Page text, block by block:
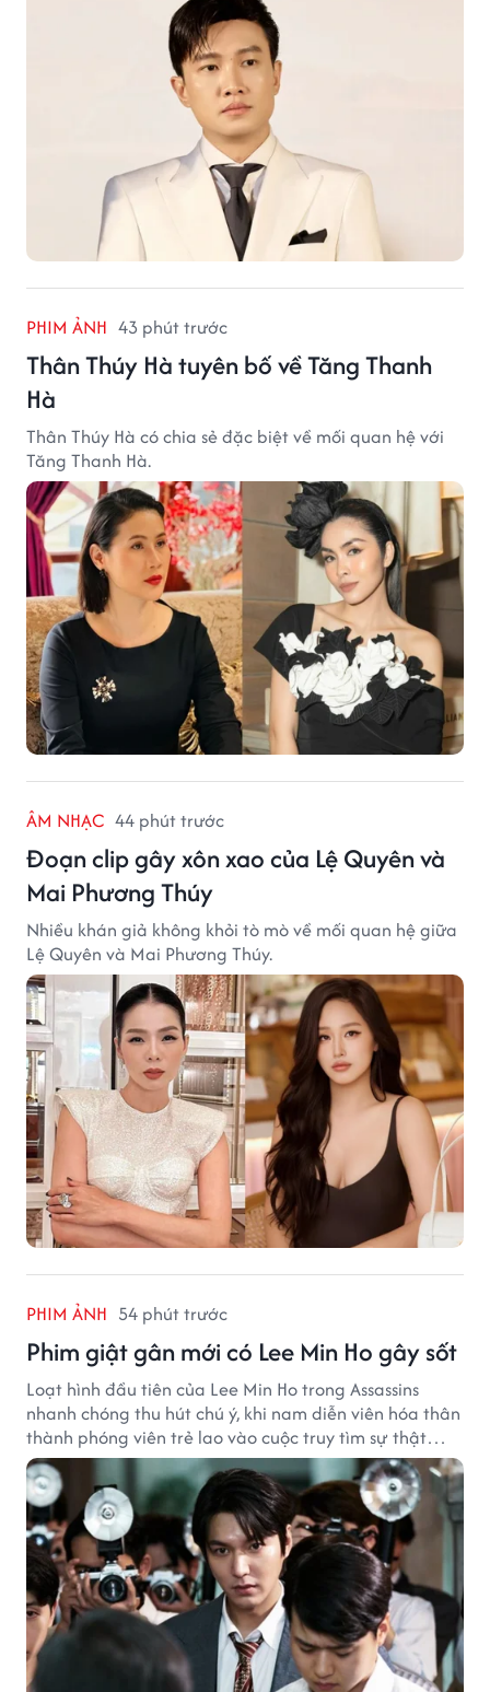
PHIM ẢNH 43 phút trước
Thân Thúy Hà tuyên bố về Tăng Thanh
Hà
Thân Thúy Hà có chia sẻ đặc biệt về mối quan hệ với
Tăng Thanh Hà.
ÂM NHẠC 44 phút trước
Đoạn clip gây xôn xao của Lệ Quyên và
Mai Phương Thúy
Nhiều khán giả không khỏi tò mò về mối quan hệ giữa
Lệ Quyên và Mai Phương Thúy.
PHIM ẢNH 54 phút trước
Phim giật gân mới có Lee Min Ho gây sốt
Loạt hình đầu tiên của Lee Min Ho trong Assassins
nhanh chóng thu hút chú ý, khi nam diễn viên hóa thân
thành phóng viên trẻ lao vào cuộc truy tìm sự thật
phía sau một vụ ám sát gây chấn động Hàn Quốc.